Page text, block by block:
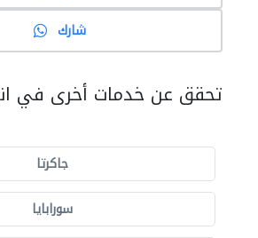
شارك
تحقق عن خدمات أخرى في
جاكرتا
سورابايا